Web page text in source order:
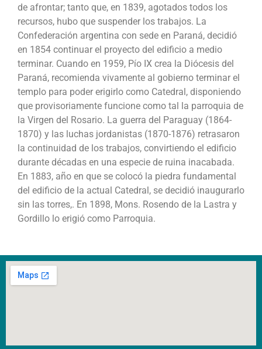
de afrontar; tanto que, en 1839, agotados todos los
recursos, hubo que suspender los trabajos. La
Confederación argentina con sede en Paraná, decidió
en 1854 continuar el proyecto del edificio a medio
terminar. Cuando en 1959, Pío IX crea la Diócesis del
Paraná, recomienda vivamente al gobierno terminar el
templo para poder erigirlo como Catedral, disponiendo
que provisoriamente funcione como tal la parroquia de
la Virgen del Rosario. La guerra del Paraguay (1864-
1870) y las luchas jordanistas (1870-1876) retrasaron
la continuidad de los trabajos, convirtiendo el edificio
durante décadas en una especie de ruina inacabada.
En 1883, año en que se colocó la piedra fundamental
del edificio de la actual Catedral, se decidió inaugurarlo
sin las torres,. En 1898, Mons. Rosendo de la Lastra y
Gordillo lo erigió como Parroquia.